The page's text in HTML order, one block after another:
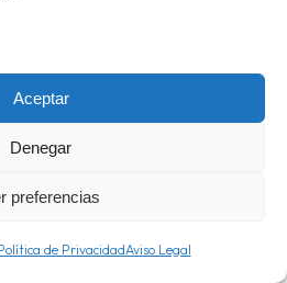
Aceptar
Denegar
preferencias
de PrivacidadAviso Legal
The Seven
reservados
porBlue Oceans